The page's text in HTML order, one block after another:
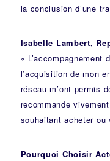
la conclusion d’une
Isabelle Lambert,
« L’accompagnement
l’acquisition de mon
réseau m’ont permis
recommande
souhaitant acheter ou
Pourquoi Choisir